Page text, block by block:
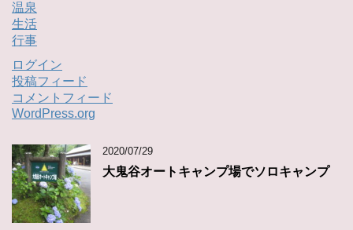
温泉
生活
行事
ログイン
投稿フィード
コメントフィード
WordPress.org
2020/07/29
大鬼谷オートキャンプ場でソロキャンプ